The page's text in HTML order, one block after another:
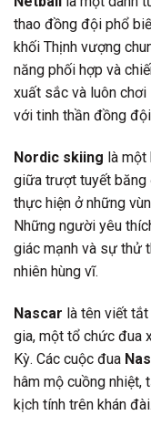
thao đồng đội phổ
khối Thịnh vượng
năng phối hợp và
xuất sắc và luôn chơi
với tinh thần đồng
Nordic skiing là một
giữa trượt tuyết
thực hiện ở những
Những người yêu
giác mạnh và sự thử
nhiên hùng vĩ.
Nascar là tên viết
gia, một tổ chức đua
Kỳ. Các cuộc đua
hâm mộ cuồng
kịch tính trên khán đài.